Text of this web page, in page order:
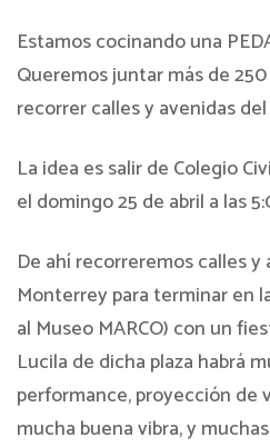
Estamos cocinando una
Queremos juntar más de
recorrer calles y avenidas
La idea es salir de Colegio
el domingo 25 de abril a las
De ahí recorreremos calles
Monterrey para terminar en
al Museo MARCO) con un
Lucila de dicha plaza habrá
performance, proyección de
mucha buena vibra, y